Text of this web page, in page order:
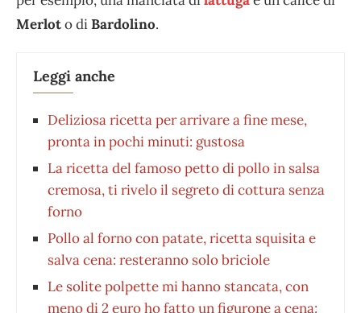
Merloto diBardolino.
Leggi anche
Deliziosa ricetta per arrivare a fine mese,
pronta in pochi minuti: gustosa
La ricetta del famoso petto di pollo in salsa
cremosa, ti rivelo il segreto di cottura senza
forno
Pollo al forno con patate, ricetta squisita e
salva cena: resteranno solo briciole
Le solite polpette mi hanno stancata, con
meno di 2 euro ho fatto un figurone a cena: